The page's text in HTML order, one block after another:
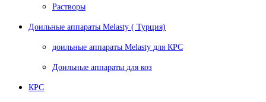
Растворы
Доильные аппараты Melasty ( Турция)
доильные аппараты Melasty для КРС
Доильные аппараты для коз
КРС